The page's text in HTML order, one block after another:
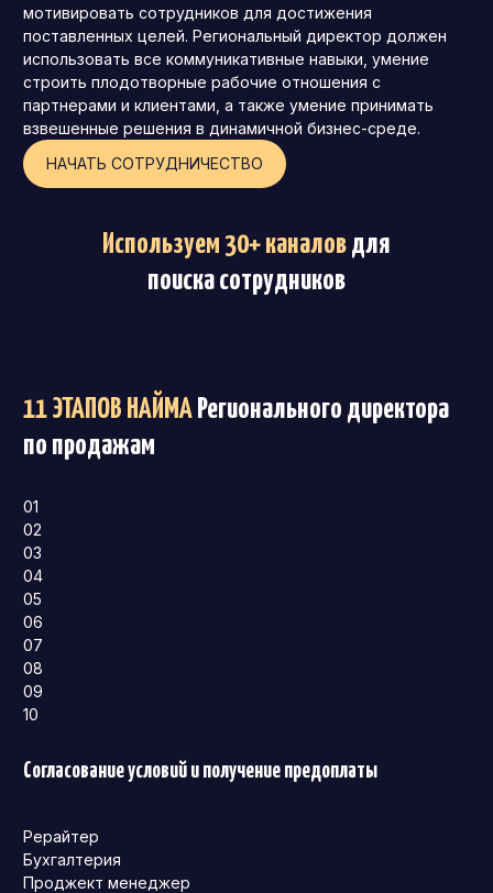
мотивировать сотрудников для достижения
поставленных целей. Региональный директор должен
использовать все коммуникативные навыки, умение
строить плодотворные рабочие отношения с
партнерами и клиентами, а также умение принимать
взвешенные решения в динамичной бизнес-среде.
НАЧАТЬ СОТРУДНИЧЕСТВО
Используем 30+ каналовдля
поиска сотрудников
11 ЭТАПОВ НАЙМА Регионального директора
по продажам
01
02
03
04
05
06
07
08
09
10
Согласование условий и получение предоплаты
Рерайтер
Бухгалтерия
Проджект менеджер